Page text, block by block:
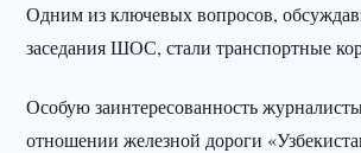
Одним из ключевых вопросов,
заседания ШОС, стали транспортные
Особую заинтересованность
отношении железной дороги